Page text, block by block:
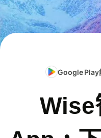
Google Play
Wise